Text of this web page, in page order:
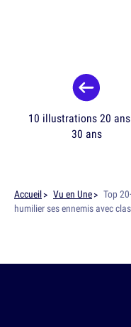
10 illustrations 20
30 ans
Accueil Vu en Une
Top
humilier ses ennemis avec